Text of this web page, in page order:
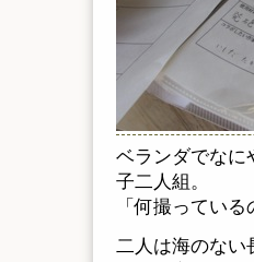
ベランダでなに
子二人組。
「何撮ってい
二人は海のな